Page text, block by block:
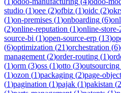
studio (1)oee (2)ofbiz (1)oidc (2)
(1)on-premises (1)onboarding (6)
(2)online-reputation (1)online-store-
source-bi (1)open-source-erp (13)
(6)optimization (21)orchestration (6)
management (2)order-routing (1)
(1)orm (3)oss (1)otto (3)outsourcing
(1)ozon (1)packaging (2)page-
(1)pagination (1)pajak (1)pakistan (2